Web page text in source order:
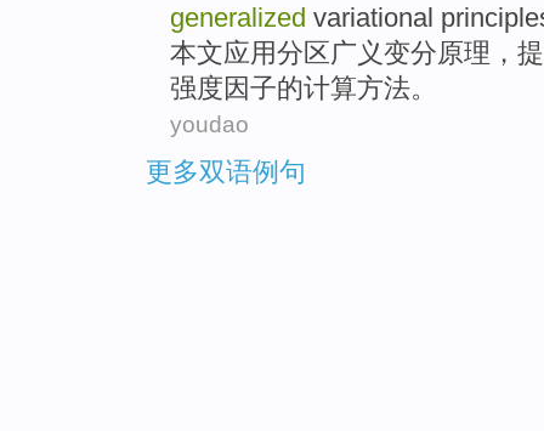
generalized variational
本文应用分区广义变分原理 ，
强度因子的计算方法。
youdao
更多双语例句